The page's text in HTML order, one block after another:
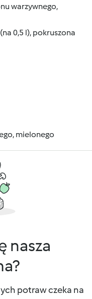
warzywnego,
0,5 l), pokruszona
mielonego
nasza
potraw czeka na